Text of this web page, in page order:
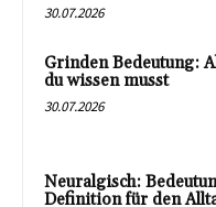
30.07.2026
Grinden Bedeutung:
du wissen musst
30.07.2026
Neuralgisch:
Definition für den